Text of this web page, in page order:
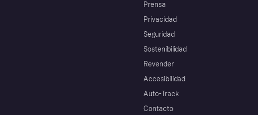
Prensa
Privacidad
Seguridad
Sostenibilidad
Revender
Accesibilidad
Auto-Track
Contacto